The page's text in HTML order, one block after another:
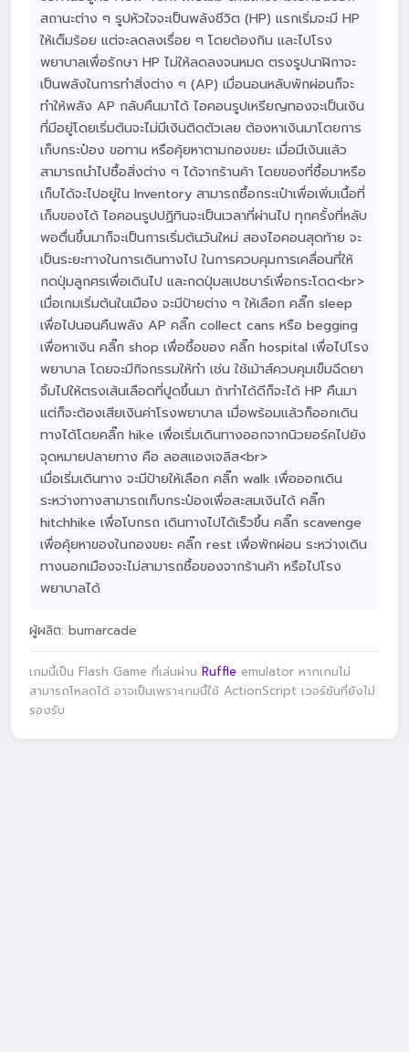
สถานะต่าง ๆ รูปหัวใจจะเป็นพลังชีวิต (HP) แรกเริ่มจะมี HP
ให้เต็มร้อย แต่จะลดลงเรื่อย ๆ โดยต้องกิน และไปโรง
พยาบาลเพื่อรักษา HP ไม่ให้ลดลงจนหมด ตรงรูปนาฬิกาจะ
เป็นพลังในการทำสิ่งต่าง ๆ (AP) เมื่อนอนหลับพักผ่อนก็จะ
ทำให้พลัง AP กลับคืนมาได้ ไอคอนรูปเหรียญทองจะเป็นเงิน
ที่มีอยู่โดยเริ่มต้นจะไม่มีเงินติดตัวเลย ต้องหาเงินมาโดยการ
เก็บกระป๋อง ขอทาน หรือคุ้ยหาตามกองขยะ เมื่อมีเงินแล้ว
สามารถนำไปซื้อสิ่งต่าง ๆ ได้จากร้านค้า โดยของที่ซื้อมาหรือ
เก็บได้จะไปอยู่ใน Inventory สามารถซื้อกระเป๋าเพื่อเพิ่มเนื้อที่
เก็บของได้ ไอคอนรูปปฏิทินจะเป็นเวลาที่ผ่านไป ทุกครั้งที่หลับ
พอตื่นขึ้นมาก็จะเป็นการเริ่มต้นวันใหม่ สองไอคอนสุดท้าย จะ
เป็นระยะทางในการเดินทางไป ในการควบคุมการเคลื่อนที่ให้
กดปุ่มลูกศรเพื่อเดินไป และกดปุ่มสเปซบาร์เพื่อกระโดด<br>
เมื่อเกมเริ่มต้นในเมือง จะมีป้ายต่าง ๆ ให้เลือก คลิ๊ก sleep
เพื่อไปนอนคืนพลัง AP คลิ๊ก collect cans หรือ begging
เพื่อหาเงิน คลิ๊ก shop เพื่อซื้อของ คลิ๊ก hospital เพื่อไปโรง
พยาบาล โดยจะมีกิจกรรมให้ทำ เช่น ใช้เม้าส์ควบคุมเข็มฉีดยา
จิ้มไปให้ตรงเส้นเลือดที่ปูดขึ้นมา ถ้าทำได้ดีก็จะได้ HP คืนมา
แต่ก็จะต้องเสียเงินค่าโรงพยาบาล เมื่อพร้อมแล้วก็ออกเดิน
ทางได้โดยคลิ๊ก hike เพื่อเริ่มเดินทางออกจากนิวยอร์คไปยัง
จุดหมายปลายทาง คือ ลอสแองเจลิส<br>
เมื่อเริ่มเดินทาง จะมีป้ายให้เลือก คลิ๊ก walk เพื่อออกเดิน
ระหว่างทางสามารถเก็บกระป๋องเพื่อสะสมเงินได้ คลิ๊ก
hitchhike เพื่อโบกรถ เดินทางไปได้เร็วขึ้น คลิ๊ก scavenge
เพื่อคุ้ยหาของในกองขยะ คลิ๊ก rest เพื่อพักผ่อน ระหว่างเดิน
ทางนอกเมืองจะไม่สามารถซื้อของจากร้านค้า หรือไปโรง
พยาบาลได้
ผู้ผลิต: bumarcade
เกมนี้เป็น Flash Game ที่เล่นผ่าน Ruffle emulator หากเกมไม่
สามารถโหลดได้ อาจเป็นเพราะเกมนี้ใช้ ActionScript เวอร์ชันที่ยังไม่
รองรับ